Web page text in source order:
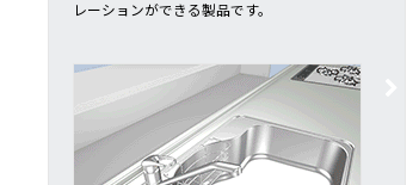
レーションができる製品です。